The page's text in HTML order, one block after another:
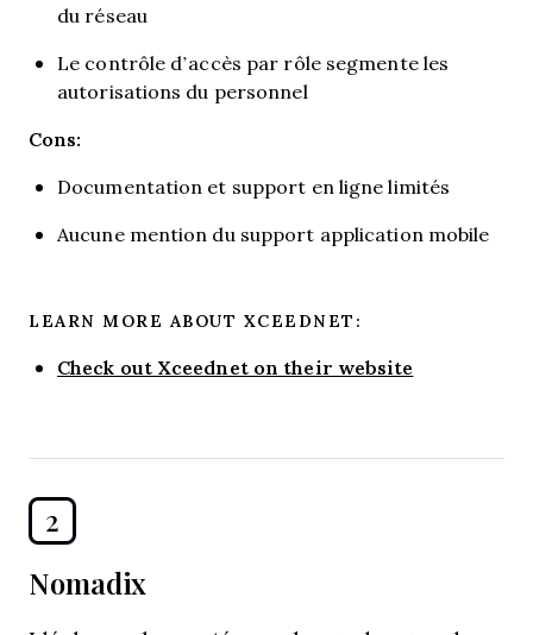
du réseau
Le contrôle d’accès par rôle segmente les
autorisations du personnel
Cons:
Documentation et support en ligne limités
Aucune mention du support application mobile
LEARN MORE ABOUT XCEEDNET:
Check out Xceednet on their website
2
Nomadix